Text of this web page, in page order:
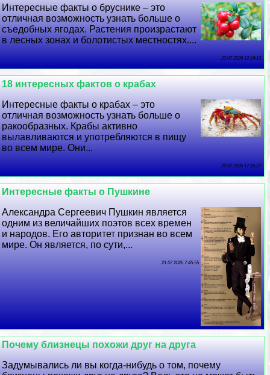
Интересные факты о бруснике – это
отличная возможность узнать больше о
съедобных ягодах. Растения произрастают
в лесных зонах и болотистых местностях....
23 07 2026 12:24:13
18 интересных фактов о кpaбах
Интересные факты о кpaбах – это
отличная возможность узнать больше о
paкообразных. Кpaбы активно
вылавливаются и употрeбляются в пищу
во всем мире. Они...
22 07 2026 17:16:27
Интересные факты о Пушкине
Александра Сергеевич Пушкин является
одним из величайших поэтов всех времен
и народов. Его авторитет признан во всем
мире. Он является, по сути,...
21 07 2026 7:45:55
Почему близнецы похожи друг на друга
Задумывались ли вы когда-нибудь о том, почему